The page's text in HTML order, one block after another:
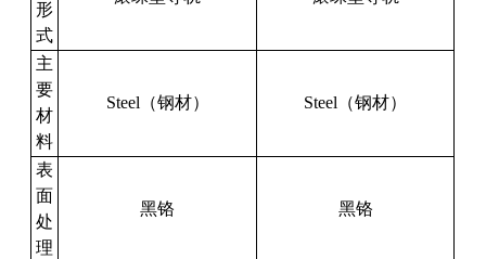
形
式
主
要
材
料
Steel （钢材） Steel （钢材）
表
面
处
理
黑铬 黑铬